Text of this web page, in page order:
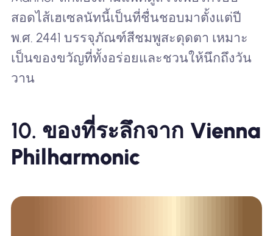
สอดไส้เฮเซลนัทนี้เป็นที่ชื่นชอบมาตั้งแต่ปี
พ.ศ. 2441 บรรจุภัณฑ์สีชมพูสะดุดตา เหมาะ
เป็นของขวัญที่ทั้งอร่อยและชวนให้นึกถึงวัน
วาน
10. ของที่ระลึกจาก Vienna
Philharmonic